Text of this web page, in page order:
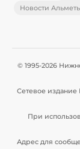
Новости
© 1995-2026
Сетевое
При
Адрес для